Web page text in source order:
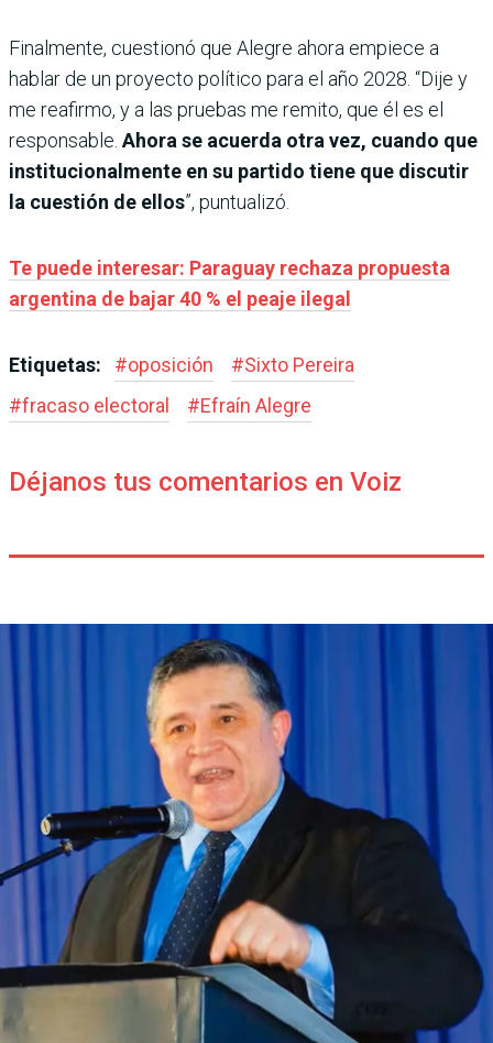
Finalmente, cuestionó que Alegre ahora empiece a
hablar de un proyecto político para el año 2028. “Dije y
me reafirmo, y a las pruebas me remito, que él es el
responsable. Ahora se acuerda otra vez, cuando que
institucionalmente en su partido tiene que discutir
la cuestión de ellos”, puntualizó.
Te puede interesar: Paraguay rechaza propuesta
argentina de bajar 40 % el peaje ilegal
Etiquetas: #oposición #Sixto Pereira
#fracaso electoral #Efraín Alegre
Déjanos tus comentarios en Voiz